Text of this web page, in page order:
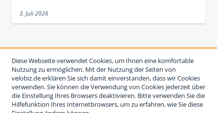
3. Juli 2026
Diese Webseite verwendet Cookies, um Ihnen eine komfortable
Nutzung zu ermöglichen. Mit der Nutzung der Seiten von
velobiz.de erklären Sie sich damit einverstanden, dass wir Cookies
verwenden. Sie können die Verwendung von Cookies jederzeit über
die Einstellung Ihres Browsers deaktivieren. Bitte verwenden Sie die
Hilfefunktion Ihres Internetbrowsers, um zu erfahren, wie Sie diese